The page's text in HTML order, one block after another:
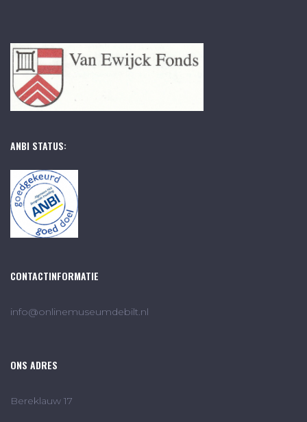
ANBI STATUS:
CONTACTINFORMATIE
info@onlinemuseumdebilt.nl
ONS ADRES
Bereklauw 17